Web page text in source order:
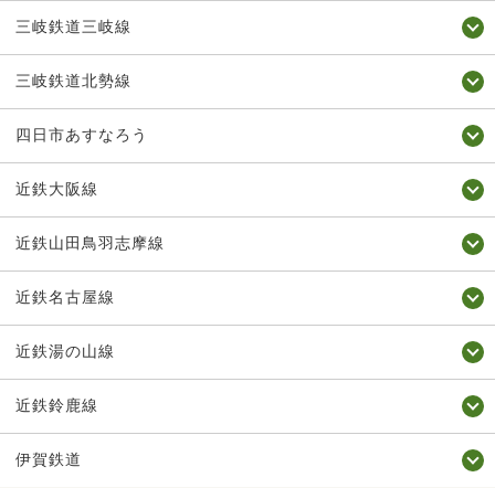
三岐鉄道三岐線
三岐鉄道北勢線
四日市あすなろう
近鉄大阪線
近鉄山田鳥羽志摩線
近鉄名古屋線
近鉄湯の山線
近鉄鈴鹿線
伊賀鉄道